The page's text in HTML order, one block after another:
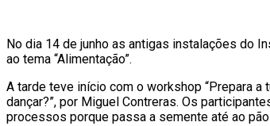
No dia 14 de junho as antigas instalações do
ao tema “Alimentação”.
A tarde teve início com o workshop “Prepara
dançar?”, por Miguel Contreras. Os
processos porque passa a semente até ao